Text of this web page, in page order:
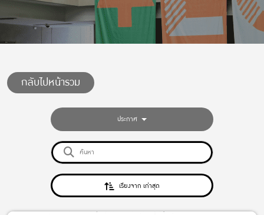
กลับไปหน้ารวม
ประกาศ
เรียงจาก เก่าสุด